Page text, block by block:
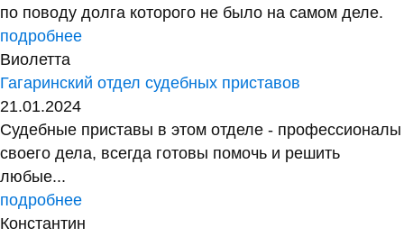
по поводу долга которого не было на самом деле.
подробнее
Виолетта
Гагаринский отдел судебных приставов
21.01.2024
Судебные приставы в этом отделе - профессионалы
своего дела, всегда готовы помочь и решить
любые...
подробнее
Константин